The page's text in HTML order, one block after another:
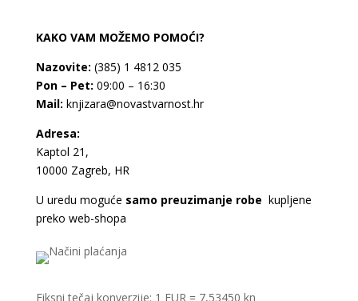
KAKO VAM MOŽEMO POMOĆI?
Nazovite: (385) 1 4812 035
Pon – Pet: 09:00 – 16:30
Mail: knjizara@novastvarnost.hr
Adresa:
Kaptol 21,
10000 Zagreb, HR
U uredu moguće samo preuzimanje robe kupljene
preko web-shopa
Fiksni tečaj konverzije: 1 EUR = 7,53450 kn